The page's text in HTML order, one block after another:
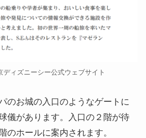
ディズニーシー公式ウェブサイト
のお城の入口のようなゲートに
儀があります。入口の２階が待
のホールに案内されます。